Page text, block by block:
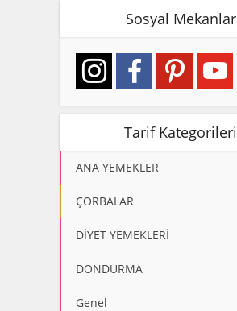
Sosyal Mekanlar
Tarif Kategorileri
ANA YEMEKLER
ÇORBALAR
DİYET YEMEKLERİ
DONDURMA
Genel